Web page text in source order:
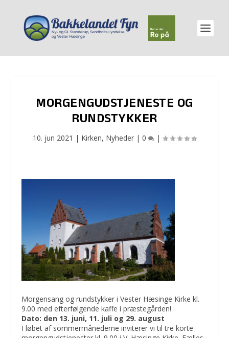
MORGENGUDSTJENESTE OG
RUNDSTYKKER
10. jun 2021 | Kirken, Nyheder | 0 |
Morgensang og rundstykker i Vester Hæsinge Kirke kl.
9.00 med efterfølgende kaffe i præstegården!
Dato: den 13. juni, 11. juli og 29. august
I løbet af sommermånederne inviterer vi til tre korte